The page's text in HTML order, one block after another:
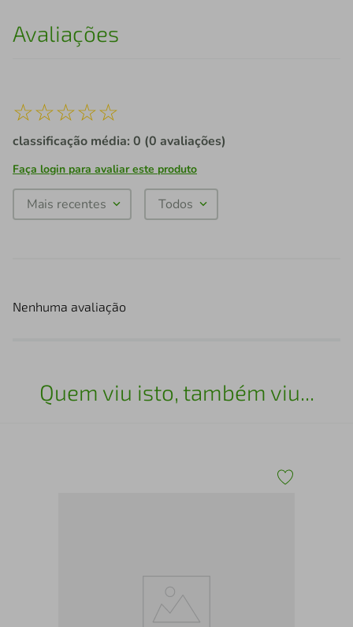
Avaliações
☆☆☆☆☆
classificação média: 0 (0 avaliações)
Faça login para avaliar este produto
Mais recentes Todos
Nenhuma avaliação
Quem viu isto, também viu...